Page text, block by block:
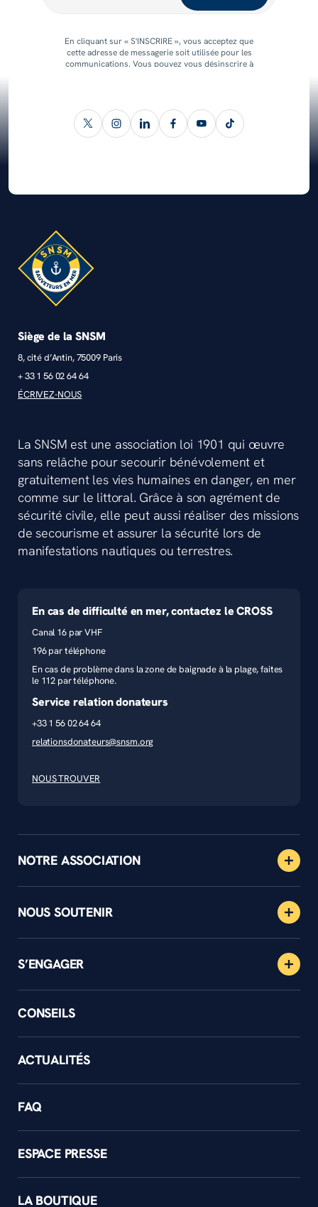
En cliquant sur « S'INSCRIRE », vous acceptez que
cette adresse de messagerie soit utilisée pour les
communications. Vous pouvez vous désinscrire à
Siège de la SNSM
8, cité d’Antin, 75009 Paris
+ 33 1 56 02 64 64
ÉCRIVEZ-NOUS
La SNSM est une association loi 1901 qui œuvre
sans relâche pour secourir bénévolement et
gratuitement les vies humaines en danger, en mer
comme sur le littoral. Grâce à son agrément de
sécurité civile, elle peut aussi réaliser des missions
de secourisme et assurer la sécurité lors de
manifestations nautiques ou terrestres.
En cas de difficulté en mer, contactez le CROSS
Canal 16 par VHF
196 par téléphone
En cas de problème dans la zone de baignade à la plage, faites
le 112 par téléphone.
Service relation donateurs
+33 1 56 02 64 64
relationsdonateurs@snsm.org
NOUS TROUVER
NOTRE ASSOCIATION
NOUS SOUTENIR
S’ENGAGER
CONSEILS
ACTUALITÉS
FAQ
ESPACE PRESSE
LA BOUTIQUE